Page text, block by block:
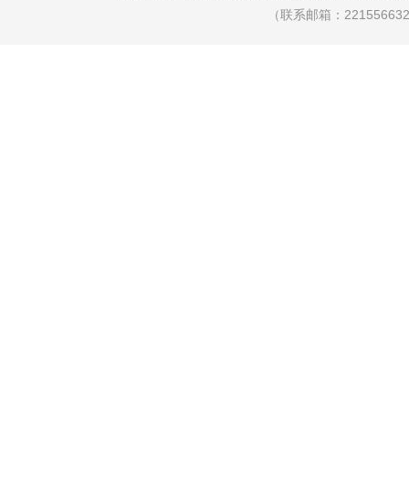
（联系邮箱：